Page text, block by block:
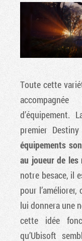
Toute cette
premier
équipements
au joueur de les
notre besace, il
pour
lui donnera une
cette idée
qu’Ubisoft